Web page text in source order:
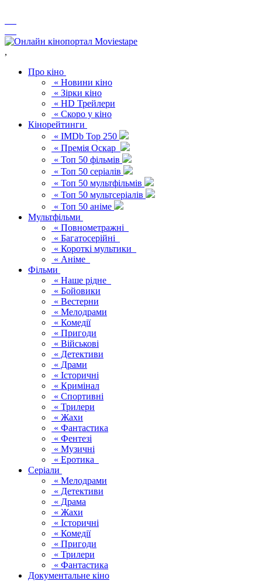
,
Про кіно
« Новини кіно
« Зірки кіно
« HD Трейлери
« Скоро у кіно
Кінорейтинги
« IMDb Top 250
« Премія Оскар
« Топ 50 фільмів
« Топ 50 серіалів
« Топ 50 мультфільмів
« Топ 50 мультсеріалів
« Топ 50 аніме
Мультфільми
« Повнометражні
« Багатосерійні
« Короткі мультики
« Аніме
Фільми
« Наше рідне
« Бойовики
« Вестерни
« Мелодрами
« Комедії
« Пригоди
« Військові
« Детективи
« Драми
« Історичні
« Кримінал
« Спортивні
« Трилери
« Жахи
« Фантастика
« Фентезі
« Музичні
« Еротика
Серіали
« Мелодрами
« Детективи
« Драма
« Жахи
« Історичні
« Комедії
« Пригоди
« Трилери
« Фантастика
Документальне кіно